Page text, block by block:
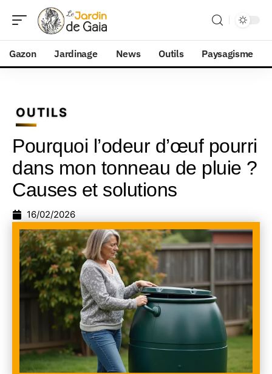
Gazon Jardinage News Outils Paysagisme
OUTILS
Pourquoi l’odeur d’œuf pourri
dans mon tonneau de pluie ?
Causes et solutions
16/02/2026